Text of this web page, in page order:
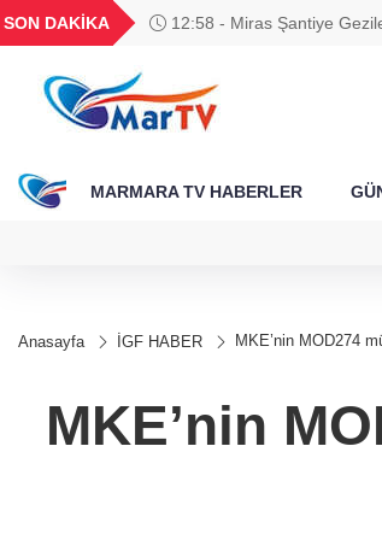
SON DAKİKA 12:58 - Türkiye'nin planlı
BGN
27,9743
0,0018
MARMARA TV HABERLER
Anasayfa İGF HABER MKE’nin MOD274
MKE’nin